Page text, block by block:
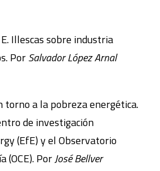
Illescas sobre industria
PorSalvador López Arnal
torno a la pobreza energética.
de investigación
(EfE) y el Observatorio
(OCE). PorJosé Bellver